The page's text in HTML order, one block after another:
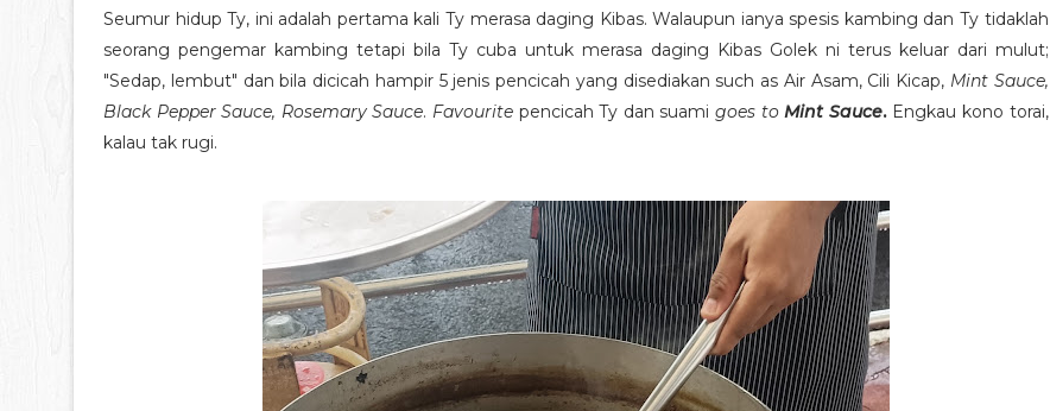
Seumur hidup Ty, ini adalah pertama kali Ty merasa daging Kibas. Walaupun ianya spesis kambing dan Ty tidaklah
seorang pengemar kambing tetapi bila Ty cuba untuk merasa daging Kibas Golek ni terus keluar dari mulut;
"Sedap, lembut" dan bila dicicah hampir 5 jenis pencicah yang disediakan such as Air Asam, Cili Kicap, Mint Sauce,
Black Pepper Sauce, Rosemary Sauce. Favourite pencicah Ty dan suamigoes toMint Sauce. Engkau kono torai,
kalau tak rugi.